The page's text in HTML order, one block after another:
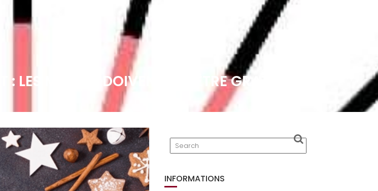
LES MUSÉES DOIVENT-ILS ÊTRE GRATUITS?
INFORMATIONS